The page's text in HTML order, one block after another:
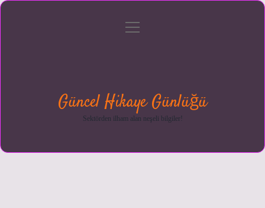
menüyü
Güncel Hikaye Günlüğü
Sektörden ilham alan neşeli bilgiler!